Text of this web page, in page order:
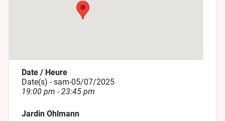
Date / Heure
Date(s) - sam-05/07/2025
19:00 pm - 23:45 pm
Jardin Ohlmann